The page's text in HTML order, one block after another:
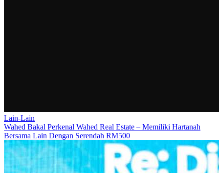
Lain-Lain
Wahed Bakal Perkenal Wahed Real Estate – Memiliki Hartanah
Bersama Lain Dengan Serendah RM500